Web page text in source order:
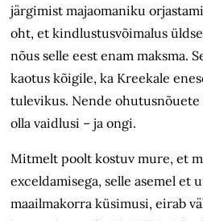
järgimist majaomaniku
oht, et kindlustusvõimalus
nõus selle eest enam maksma.
kaotus kõigile, ka Kreekale
tulevikus. Nende
olla vaidlusi – ja ongi.
Mitmelt poolt kostuv mure, et
exceldamisega, selle asemel et
maailmakorra küsimusi, eirab